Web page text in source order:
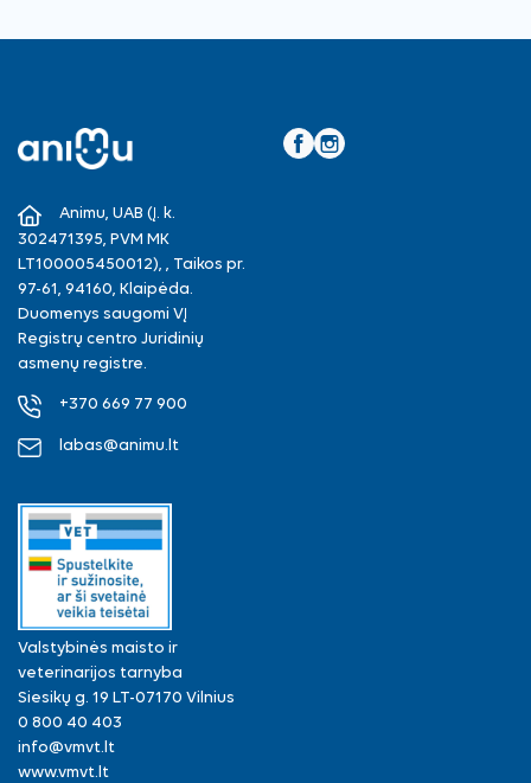
Animu, UAB (Į. k.
302471395, PVM MK
LT100005450012), , Taikos pr.
97-61, 94160, Klaipėda.
Duomenys saugomi VĮ
Registrų centro Juridinių
asmenų registre.
+370 669 77 900
labas@animu.lt
Valstybinės maisto ir
veterinarijos tarnyba
Siesikų g. 19 LT-07170 Vilnius
0 800 40 403
info@vmvt.lt
www.vmvt.lt